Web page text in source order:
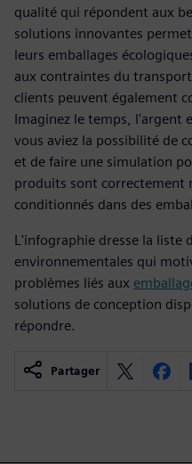
qualité qui répondent aux
solutions innovantes
leurs emballages
aux contraintes du
clients peuvent également
Imaginez le temps, l'argent
vous aviez la possibilité de
et de faire une simulation
produits sont correctement
conditionnés dans des
L'infographie dresse la liste
environnementales qui
problèmes liés aux
solutions de conception
répondre.
Partager